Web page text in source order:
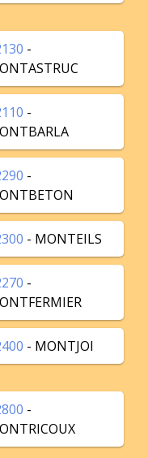
-
-
-
- MONTEILS
-
- MONTJOI
-